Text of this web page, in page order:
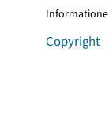
Copyright